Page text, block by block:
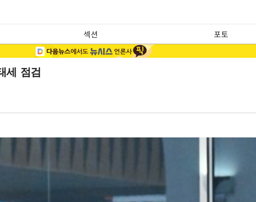
섹션 포토
세 점검